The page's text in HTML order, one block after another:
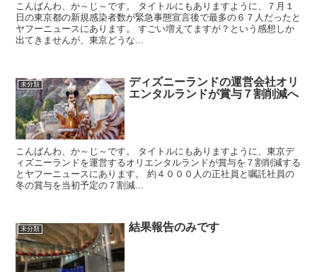
こんばんわ、か～じ～です。 タイトルにもありますように、７月１
日の東京都の新規感染者数が緊急事態宣言後で最多の６７人だったと
ヤフーニュースにあります。 すごい増えてますが？という感想しか
出てきませんが、東京どうな...
未分類
ディズニーランドの運営会社オリ
エンタルランドが賞与７割削減へ
こんばんわ、か～じ～です。 タイトルにもありますように、東京デ
ィズニーランドを運営するオリエンタルランドが賞与を７割削減する
とヤフーニュースにあります。 約４０００人の正社員と嘱託社員の
冬の賞与を当初予定の７割減...
未分類 結果報告のみです